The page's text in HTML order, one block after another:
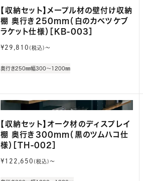
【収納セット】メープル材の壁付け収納
棚 奥行き250mm（白のカベツケブ
ラケット仕様）［KB-003］
通
格
¥29,810 (税込)〜
奥行き250㎜幅300～1200㎜
【収納セット】オーク材のディスプレイ
棚 奥行き300mm（黒のツムハコ仕
様）［TH-002］
通
¥122,650 (税込)〜